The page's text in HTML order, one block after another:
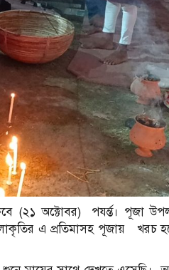
(২১ অক্টোবর) পযর্ন্ত। পূজা
এ প্রতিমাসহ পূজায় খরচ